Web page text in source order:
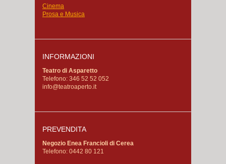
Cinema
Prosa e Musica
INFORMAZIONI
Teatro di Asparetto
Telefono: 346 52 52 052
info@teatroaperto.it
PREVENDITA
Negozio Enea Francioli di Cerea
Telefono: 0442 80 121